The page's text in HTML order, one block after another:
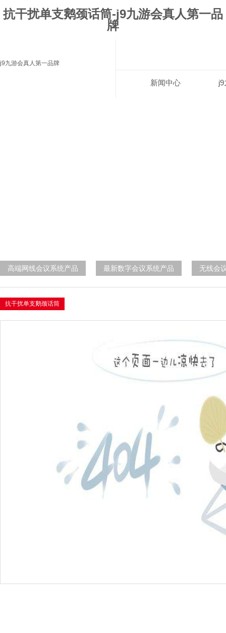
抗干扰单支鹅颈话筒-j9九游会真人第一品
牌
j9九游会真人第一品牌
新闻中心
高端网线会议系统产品 最新数字会议系统产品 无线会
抗干扰单支鹅颈话筒